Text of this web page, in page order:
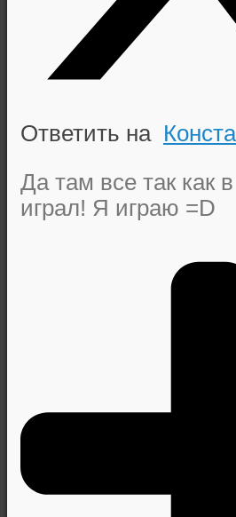
Ответить на
Да там все так как
играл! Я играю =D